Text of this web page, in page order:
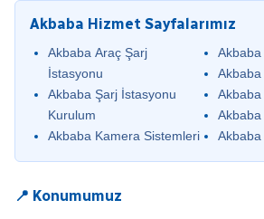
Akbaba Hizmet Sayfalarımız
Akbaba Araç Şarj
İstasyonu
Akbaba Şarj İstasyonu
Kurulum
Akbaba Kamera Sistemleri
Akbaba
📍 Konumumuz